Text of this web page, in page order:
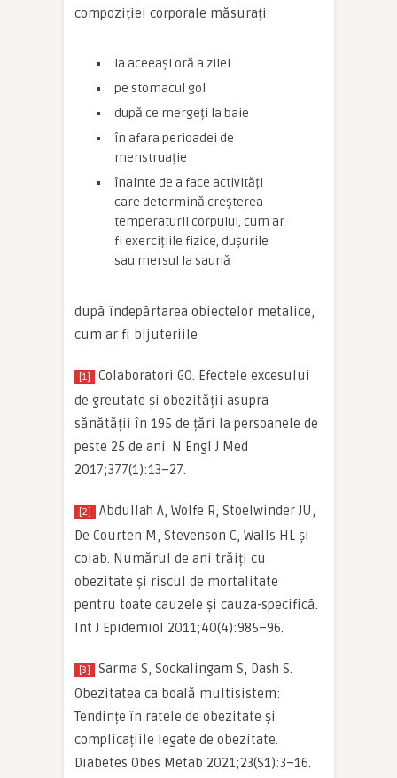
compoziției corporale măsurați:
la aceeași oră a zilei
pe stomacul gol
după ce mergeți la baie
în afara perioadei de
menstruație
înainte de a face activități
care determină creșterea
temperaturii corpului, cum ar
fi exercițiile fizice, dușurile
sau mersul la saună
după îndepărtarea obiectelor metalice,
cum ar fi bijuteriile
[1]
Colaboratori GO. Efectele excesului
de greutate și obezității asupra
sănătății în 195 de țări la persoanele de
peste 25 de ani. N Engl J Med
2017;377(1):13–27.
[2]
Abdullah A, Wolfe R, Stoelwinder JU,
De Courten M, Stevenson C, Walls HL și
colab. Numărul de ani trăiți cu
obezitate și riscul de mortalitate
pentru toate cauzele și cauza-specifică.
Int J Epidemiol 2011;40(4):985–96.
[3]
Sarma S, Sockalingam S, Dash S.
Obezitatea ca boală multisistem:
Tendințe în ratele de obezitate și
complicațiile legate de obezitate.
Diabetes Obes Metab 2021;23(S1):3–16.